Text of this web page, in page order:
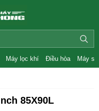
Máy lọc khí Điều hòa Máy
85X90L